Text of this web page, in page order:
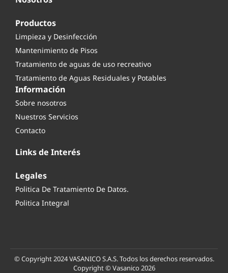
Productos
Limpieza y Desinfección
Mantenimiento de Pisos
Tratamiento de aguas de uso recreativo
Tratamiento de Aguas Residuales y Potables
Información
Sobre nosotros
Nuestros Servicios
Contacto
Links de Interés
Legales
Politica De Tratamiento De Datos.
Politica Integral
© Copyright 2024 VASANICO S.A.S. Todos los derechos reservados.
Copyright © Vasanico 2026